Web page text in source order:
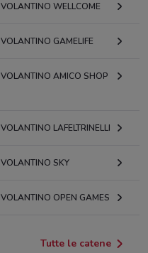
VOLANTINO WELLCOME
VOLANTINO GAMELIFE
VOLANTINO AMICO SHOP
VOLANTINO LAFELTRINELLI
VOLANTINO SKY
VOLANTINO OPEN GAMES
Tutte le catene